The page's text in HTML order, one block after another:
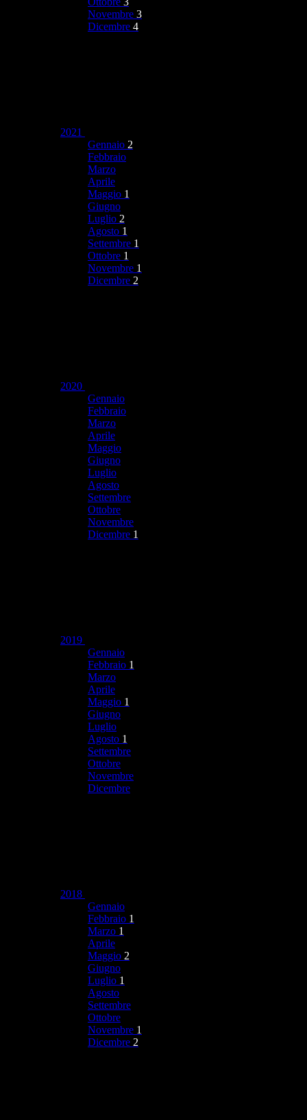
Novembre 3
Dicembre 4
2021
Gennaio 2
Febbraio
Marzo
Aprile
Maggio 1
Giugno
Luglio 2
Agosto 1
Settembre 1
Ottobre 1
Novembre 1
Dicembre 2
2020
Gennaio
Febbraio
Marzo
Aprile
Maggio
Giugno
Luglio
Agosto
Settembre
Ottobre
Novembre
Dicembre 1
2019
Gennaio
Febbraio 1
Marzo
Aprile
Maggio 1
Giugno
Luglio
Agosto 1
Settembre
Ottobre
Novembre
Dicembre
2018
Gennaio
Febbraio 1
Marzo 1
Aprile
Maggio 2
Giugno
Luglio 1
Agosto
Settembre
Ottobre
Novembre 1
Dicembre 2